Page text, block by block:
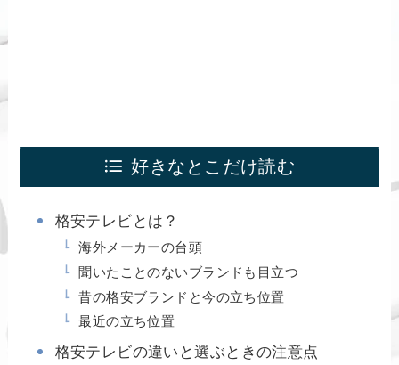
好きなとこだけ読む
格安テレビとは？
海外メーカーの台頭
聞いたことのないブランドも目立つ
昔の格安ブランドと今の立ち位置
最近の立ち位置
格安テレビの違いと選ぶときの注意点